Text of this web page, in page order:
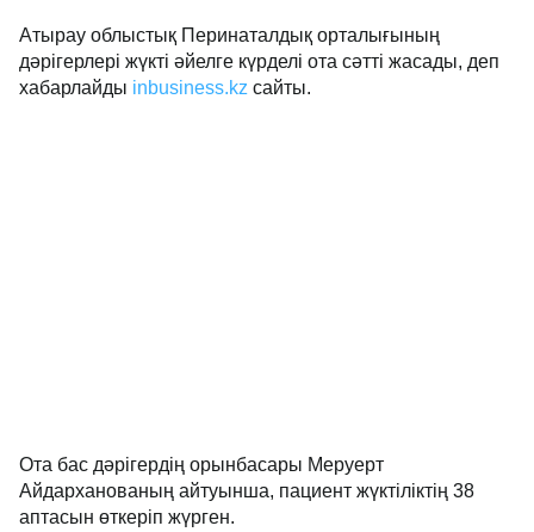
Атырау облыстық Перинаталдық орталығының
дәрігерлері жүкті әйелге күрделі ота сәтті жасады, деп
хабарлайды inbusiness.kz сайты.
Ота бас дәрігердің орынбасары Меруерт
Айдарханованың айтуынша, пациент жүктіліктің 38
аптасын өткеріп жүрген.